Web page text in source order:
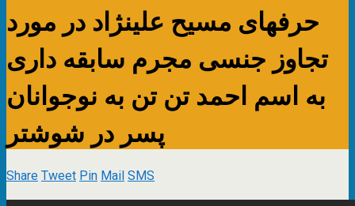
حرفهای مسیح علینژاد در مورد
تجاوز جنسی مجرم سابقه داری
به اسم احمد تن تن به نوجوانان
پسر در شوشتر
ShareTweetPinMailSMS